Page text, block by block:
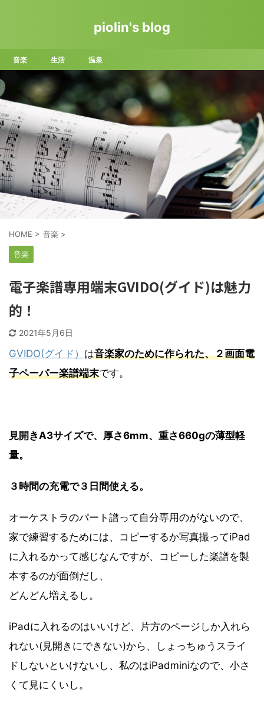
piolin's blog
音楽 生活 温泉
HOME > 音楽 >
音楽
電子楽譜専用端末GVIDO(グイド)は魅力
的！
2021年5月6日
GVIDO(グイド） は音楽家のために作られた、２画面電
子ペーパー楽譜端末です。
見開きA3サイズで、厚さ6mm、重さ660gの薄型軽
量。
３時間の充電で３日間使える。
オーケストラのパート譜って自分専用のがないので、
家で練習するためには、コピーするか写真撮ってiPad
に入れるかって感じなんですが、コピーした楽譜を製
本するのが面倒だし、
どんどん増えるし。
iPadに入れるのはいいけど、片方のページしか入れら
れない(見開きにできない)から、しょっちゅうスライ
ドしないといけないし、私のはiPadminiなので、小さ
くて見にくいし。